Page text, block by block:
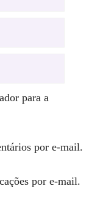
para a
por e-mail.
por e-mail.